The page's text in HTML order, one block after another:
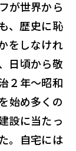
が世界から
、歴史に恥
をしなけれ
日頃から敬
２年～昭和
始め多くの
設に当たっ
。自宅には